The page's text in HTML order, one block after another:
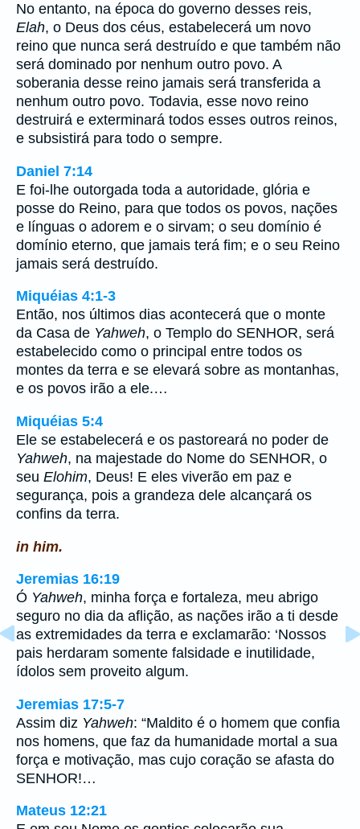
No entanto, na época do governo desses reis,
Elah, o Deus dos céus, estabelecerá um novo
reino que nunca será destruído e que também não
será dominado por nenhum outro povo. A
soberania desse reino jamais será transferida a
nenhum outro povo. Todavia, esse novo reino
destruirá e exterminará todos esses outros reinos,
e subsistirá para todo o sempre.
Daniel 7:14
E foi-lhe outorgada toda a autoridade, glória e
posse do Reino, para que todos os povos, nações
e línguas o adorem e o sirvam; o seu domínio é
domínio eterno, que jamais terá fim; e o seu Reino
jamais será destruído.
Miquéias 4:1-3
Então, nos últimos dias acontecerá que o monte
da Casa de Yahweh, o Templo do SENHOR, será
estabelecido como o principal entre todos os
montes da terra e se elevará sobre as montanhas,
e os povos irão a ele.…
Miquéias 5:4
Ele se estabelecerá e os pastoreará no poder de
Yahweh, na majestade do Nome do SENHOR, o
seu Elohim, Deus! E eles viverão em paz e
segurança, pois a grandeza dele alcançará os
confins da terra.
in him.
Jeremias 16:19
Ó Yahweh, minha força e fortaleza, meu abrigo
seguro no dia da aflição, as nações irão a ti desde
as extremidades da terra e exclamarão: ‘Nossos
pais herdaram somente falsidade e inutilidade,
ídolos sem proveito algum.
Jeremias 17:5-7
Assim diz Yahweh: “Maldito é o homem que confia
nos homens, que faz da humanidade mortal a sua
força e motivação, mas cujo coração se afasta do
SENHOR!…
Mateus 12:21